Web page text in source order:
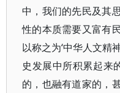
中，我们的先民及其
性的本质需要又富有
以称之为‘中华人文精
史发展中所积累起
的，也融有道家的，